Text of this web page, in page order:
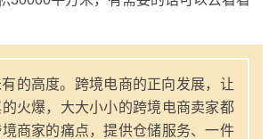
的高度。跨境电商的正向发展，让
火爆，大大小小的跨境电商卖家都
商家的痛点，提供仓储服务、一件